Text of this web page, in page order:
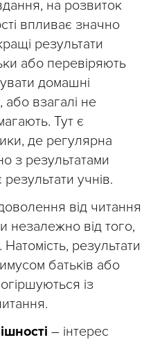
на розвиток
впливає значно
результати
або перевіряють
домашні
взагалі не
Тут є
де регулярна
з результатами
учнів.
від читання
незалежно від того,
результати
батьків або
із
– інтерес